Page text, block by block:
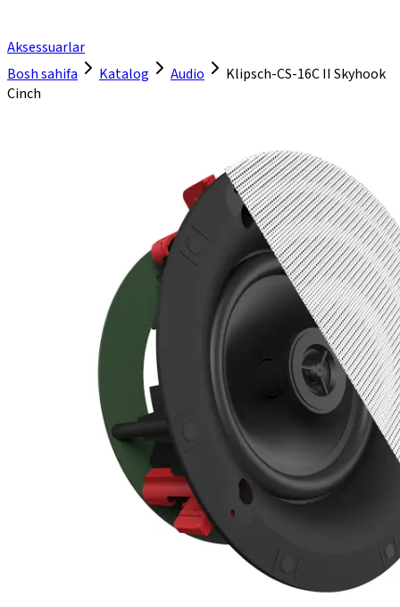
Aksessuarlar
Bosh sahifa
Katalog Audio
Klipsch-CS-16C II Skyhook
Cinch